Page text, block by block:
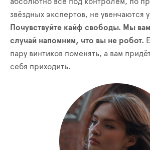
звёздных экспертов, не увенчаются
Почувствуйте кайф свободы. Мы
случай напомним, что вы не робот.
пару винтиков поменять, а вам
себя приходить.